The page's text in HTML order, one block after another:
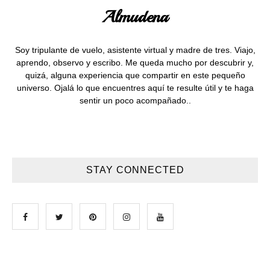
Almudena
Soy tripulante de vuelo, asistente virtual y madre de tres. Viajo,
aprendo, observo y escribo. Me queda mucho por descubrir y,
quizá, alguna experiencia que compartir en este pequeño
universo. Ojalá lo que encuentres aquí te resulte útil y te haga
sentir un poco acompañado..
STAY CONNECTED